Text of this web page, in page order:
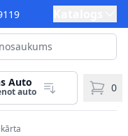
Auto
auto 0